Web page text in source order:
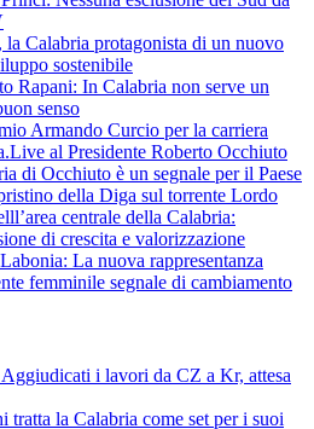
la Calabria protagonista di un nuovo
sostenibile
Rapani: In Calabria non serve un
senso
Armando Curcio per la carriera
al Presidente Roberto Occhiuto
di Occhiuto è un segnale per il Paese
della Diga sul torrente Lordo
centrale della Calabria:
di crescita e valorizzazione
La nuova rappresentanza
femminile segnale di cambiamento
i lavori da CZ a Kr, attesa
la Calabria come set per i suoi